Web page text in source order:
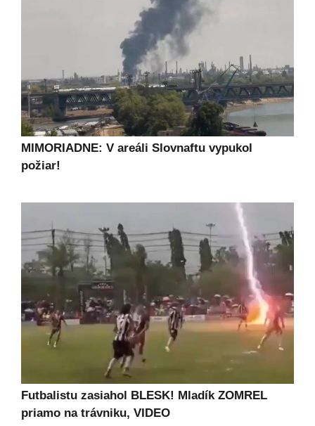
MIMORIADNE: V areáli Slovnaftu vypukol
požiar!
Futbalistu zasiahol BLESK! Mladík ZOMREL
priamo na trávniku, VIDEO